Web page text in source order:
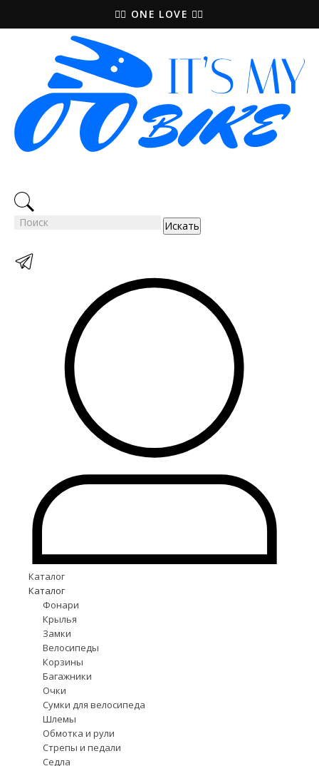
🚵‍♀️ ONE LOVE 🚴‍♀️
Искать
Каталог
Каталог
Фонари
Крылья
Замки
Велосипеды
Корзины
Багажники
Очки
Сумки для велосипеда
Шлемы
Обмотка и рули
Стрепы и педали
Седла